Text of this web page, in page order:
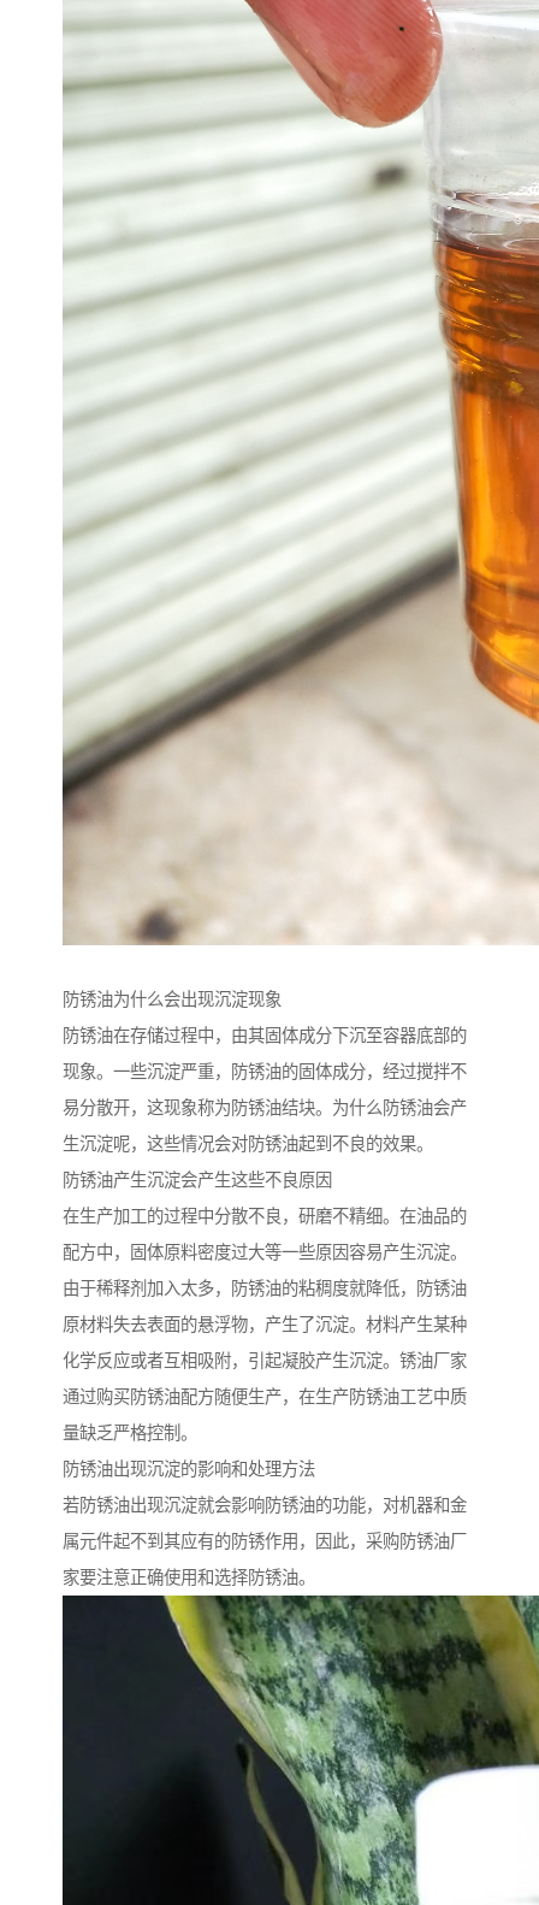
防锈油为什么会出现沉淀现象
防锈油在存储过程中，由其固体成分下沉至容器底部的
现象。一些沉淀严重，防锈油的固体成分，经过搅拌不
易分散开，这现象称为防锈油结块。为什么防锈油会产
生沉淀呢，这些情况会对防锈油起到不良的效果。
防锈油产生沉淀会产生这些不良原因
在生产加工的过程中分散不良，研磨不精细。在油品的
配方中，固体原料密度过大等一些原因容易产生沉淀。
由于稀释剂加入太多，防锈油的粘稠度就降低，防锈油
原材料失去表面的悬浮物，产生了沉淀。材料产生某种
化学反应或者互相吸附，引起凝胶产生沉淀。锈油厂家
通过购买防锈油配方随便生产，在生产防锈油工艺中质
量缺乏严格控制。
防锈油出现沉淀的影响和处理方法
若防锈油出现沉淀就会影响防锈油的功能，对机器和金
属元件起不到其应有的防锈作用，因此，采购防锈油厂
家要注意正确使用和选择防锈油。